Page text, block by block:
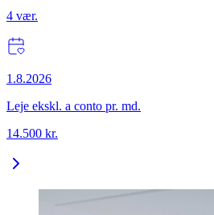
4 vær.
1.8.2026
Leje ekskl. a conto pr. md.
14.500 kr.